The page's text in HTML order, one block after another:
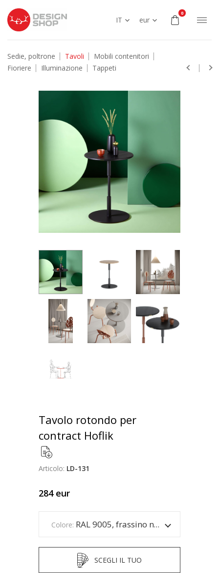
IT eur
0
Sedie, poltrone Tavoli
Mobili contenitori
Fioriere
Illuminazione Tappeti
Tavolo rotondo per
contract Hoflik
Articolo: LD-131
284 eur
Colore: RAL 9005, frassino naturale
SCEGLI IL TUO